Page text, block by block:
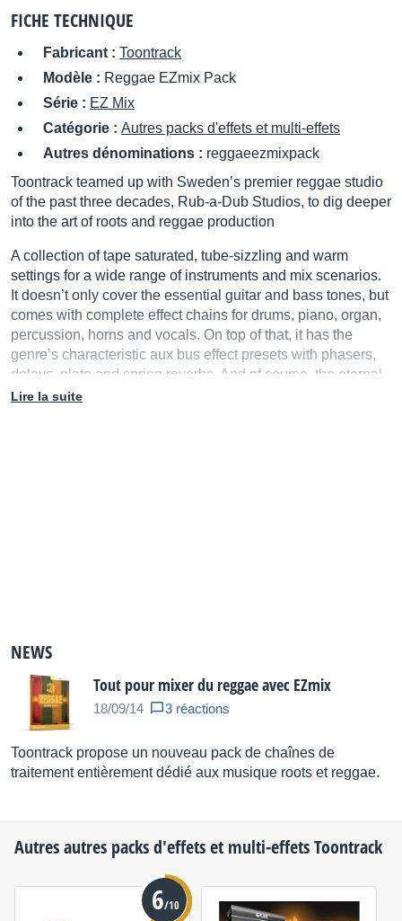
FICHE TECHNIQUE
Fabricant : Toontrack
Modèle : Reggae EZmix Pack
Série : EZ Mix
Catégorie : Autres packs d'effets et multi-effets
Autres dénominations : reggaeezmixpack
Toontrack teamed up with Sweden’s premier reggae studio
of the past three decades, Rub-a-Dub Studios, to dig deeper
into the art of roots and reggae production
A collection of tape saturated, tube-sizzling and warm
settings for a wide range of instruments and mix scenarios.
It doesn’t only cover the essential guitar and bass tones, but
comes with complete effect chains for drums, piano, organ,
percussion, horns and vocals. On top of that, it has the
genre’s characteristic aux bus effect presets with phasers,
delays, plate and spring reverbs. And of course, the eternal,
dwindling self feeding dub-delays.
Lire la suite
NEWS
Tout pour mixer du reggae avec EZmix
18/09/14 3 réactions
Toontrack propose un nouveau pack de chaînes de
traitement entièrement dédié aux musique roots et reggae.
Autres autres packs d'effets et multi-effetsToontrack
6/10